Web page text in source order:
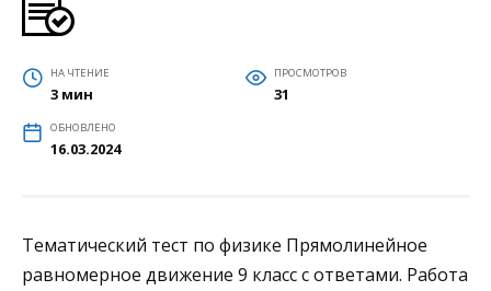
НА ЧТЕНИЕ
3 мин
ПРОСМОТРОВ
31
ОБНОВЛЕНО
16.03.2024
Тематический тест по физике Прямолинейное
равномерное движение 9 класс с ответами. Работа